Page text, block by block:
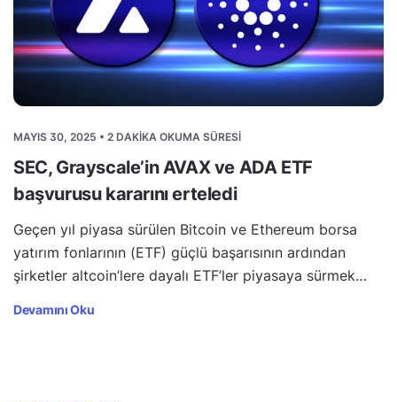
MAYIS 30, 2025 • 2 DAKIKA OKUMA SÜRESI
SEC, Grayscale’in AVAX ve ADA ETF
başvurusu kararını erteledi
Geçen yıl piyasa sürülen Bitcoin ve Ethereum borsa
yatırım fonlarının (ETF) güçlü başarısının ardından
şirketler altcoin’lere dayalı ETF’ler piyasaya sürmek…
Devamını Oku